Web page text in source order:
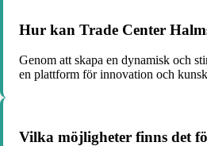
Hur kan Trade Center
Genom att skapa en dynamisk och
en plattform för innovation och
Vilka möjligheter finns det